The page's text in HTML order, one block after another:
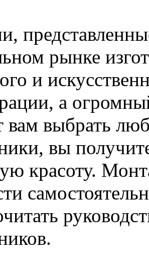
рынке
и
а
вам выбрать
вы
красоту.